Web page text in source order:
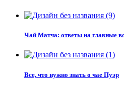
Чай Матча: ответы на главные
Все, что нужно знать о чае Пуэр